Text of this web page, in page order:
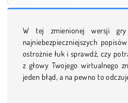
W tej zmienionej wersji
najniebezpieczniejszych
ostrożnie łuk i sprawdź, czy
z głowy Twojego wirtualnego
jeden błąd, a na pewno to